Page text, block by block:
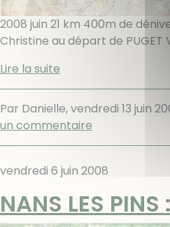
2008 juin 21 km 400m de
Christine au départ de PUGET
Lire la suite
Par Danielle,vendredi 13 juin
un commentaire
vendredi 6 juin 2008
NANS LES